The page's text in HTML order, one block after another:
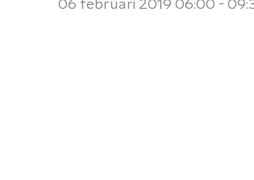
06 februari 2019 06:00 -